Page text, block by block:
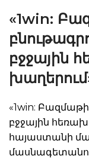
«1win:
բջջային
«1win:
բջջային
հայաստանի